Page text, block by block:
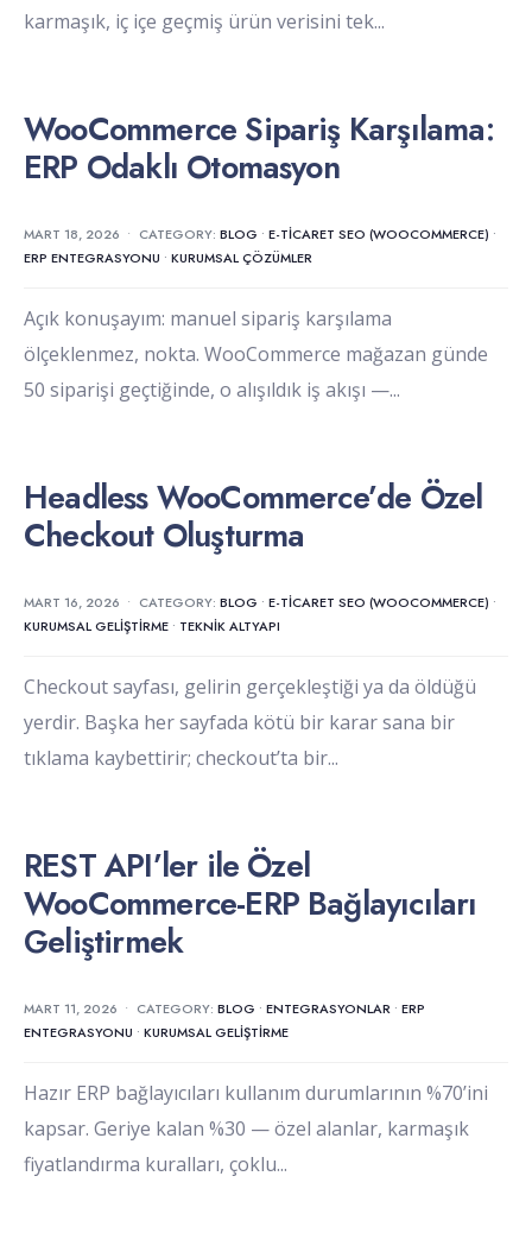
karmaşık, iç içe geçmiş ürün verisini tek...
WooCommerce Sipariş Karşılama:
ERP Odaklı Otomasyon
MART 18, 2026 • CATEGORY: BLOG • E-TICARET SEO (WOOCOMMERCE) •
ERP ENTEGRASYONU • KURUMSAL ÇÖZÜMLER
Açık konuşayım: manuel sipariş karşılama
ölçeklenmez, nokta. WooCommerce mağazan günde
50 siparişi geçtiğinde, o alışıldık iş akışı —...
Headless WooCommerce’de Özel
Checkout Oluşturma
MART 16, 2026 • CATEGORY: BLOG • E-TICARET SEO (WOOCOMMERCE) •
KURUMSAL GELIŞTIRME • TEKNIK ALTYAPI
Checkout sayfası, gelirin gerçekleştiği ya da öldüğü
yerdir. Başka her sayfada kötü bir karar sana bir
tıklama kaybettirir; checkout’ta bir...
REST API’ler ile Özel
WooCommerce-ERP Bağlayıcıları
Geliştirmek
MART 11, 2026 • CATEGORY: BLOG • ENTEGRASYONLAR • ERP
ENTEGRASYONU • KURUMSAL GELIŞTIRME
Hazır ERP bağlayıcıları kullanım durumlarının %70’ini
kapsar. Geriye kalan %30 — özel alanlar, karmaşık
fiyatlandırma kuralları, çoklu...